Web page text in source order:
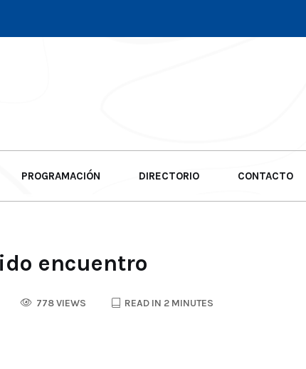
PROGRAMACIÓN DIRECTORIO CONTACTO
encuentro
778 VIEWS READ IN 2 MINUTES